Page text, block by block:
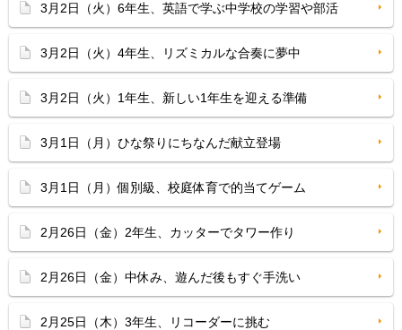
3月2日（火）6年生、英語で学ぶ中学校の学習や部活
3月2日（火）4年生、リズミカルな合奏に夢中
3月2日（火）1年生、新しい1年生を迎える準備
3月1日（月）ひな祭りにちなんだ献立登場
3月1日（月）個別級、校庭体育で的当てゲーム
2月26日（金）2年生、カッターでタワー作り
2月26日（金）中休み、遊んだ後もすぐ手洗い
2月25日（木）3年生、リコーダーに挑む